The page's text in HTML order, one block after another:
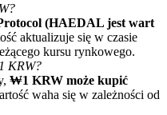
(HAEDAL jest wart
aktualizuje się w czasie
kursu rynkowego.
KRW?
₩1 KRW może kupić
waha się w zależności od